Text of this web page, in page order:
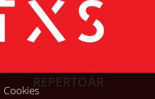
REPERTOÁR
Cookies